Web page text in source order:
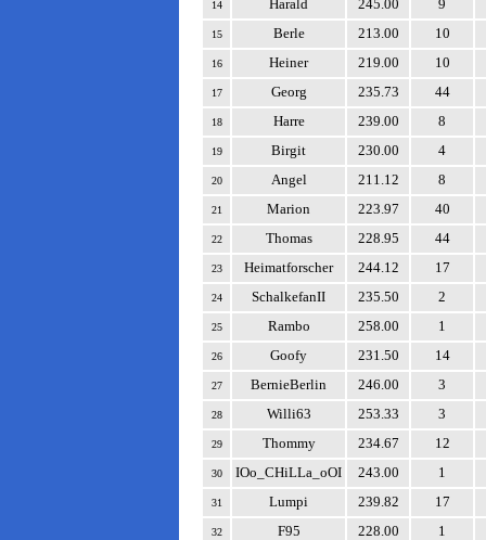
14 Harald 245.00 9
15 Berle 213.00 10
16 Heiner 219.00 10
17 Georg 235.73 44
18 Harre 239.00 8
19 Birgit 230.00 4
20 Angel 211.12 8
21 Marion 223.97 40
22 Thomas 228.95 44
23 Heimatforscher 244.12 17
24 SchalkefanII 235.50 2
25 Rambo 258.00 1
26 Goofy 231.50 14
27 BernieBerlin 246.00 3
28 Willi63 253.33 3
29 Thommy 234.67 12
30 IOo_CHiLLa_oOI 243.00 1
31 Lumpi 239.82 17
32 F95 228.00 1